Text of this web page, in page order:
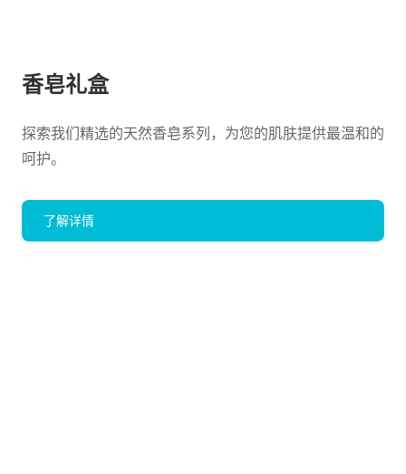
香皂礼盒
探索我们精选的天然香皂系列，为您的肌肤提供最温和的
呵护。
了解详情